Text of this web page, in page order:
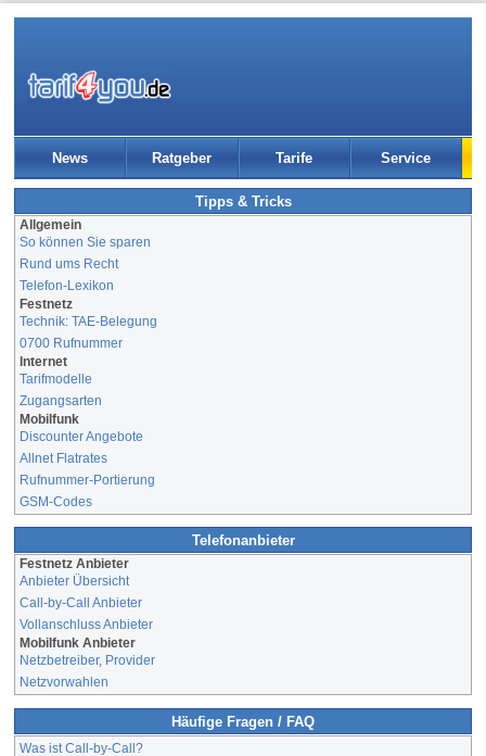
News Ratgeber Tarife Service
Tipps & Tricks
Allgemein
So können Sie sparen
Rund ums Recht
Telefon-Lexikon
Festnetz
Technik: TAE-Belegung
0700 Rufnummer
Internet
Tarifmodelle
Zugangsarten
Mobilfunk
Discounter Angebote
Allnet Flatrates
Rufnummer-Portierung
GSM-Codes
Telefonanbieter
Festnetz Anbieter
Anbieter Übersicht
Call-by-Call Anbieter
Vollanschluss Anbieter
Mobilfunk Anbieter
Netzbetreiber, Provider
Netzvorwahlen
Häufige Fragen / FAQ
Was ist Call-by-Call?